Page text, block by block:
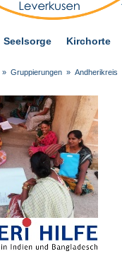
Seelsorge Kirchorte
» Gruppierungen » Andherikreis